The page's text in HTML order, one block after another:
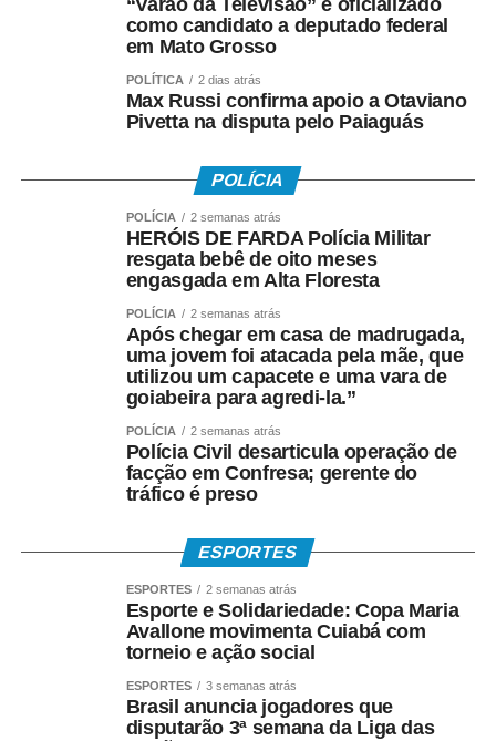
a uma causa nobre de auxílio ao próximo”, destacam os
organizadores.
Realização e Apoio
O evento é organizado pela vereadora Maria Avallone,
com o apoio do deputado estadual Carlos Avallone. A
viabilização da competição conta com uma equipe de
apoio composta por Maria Martha M. Regis, Amanda de
Souza Pinheiro, Marcus Vinícius Rondon de Amorim,
Yasmim Souza de Arruda, Julia Herminia de Almeida,
COMENTE ABAIXO:
WhatsApp
Facebook
Twitter
Messenger
LinkedIn
Share
como candidato a deputado federal
em Mato Grosso
POLÍTICA 2 dias atrás
Max Russi confirma apoio a Otaviano
Pivetta na disputa pelo Paiaguás
POLÍCIA
POLÍCIA 2 semanas atrás
HERÓIS DE FARDA Polícia Militar
resgata bebê de oito meses
engasgada em Alta Floresta
POLÍCIA 2 semanas atrás
Após chegar em casa de madrugada,
uma jovem foi atacada pela mãe, que
utilizou um capacete e uma vara de
goiabeira para agredi-la.”
POLÍCIA 2 semanas atrás
Polícia Civil desarticula operação de
facção em Confresa; gerente do
tráfico é preso
ESPORTES
ESPORTES 2 semanas atrás
Esporte e Solidariedade: Copa Maria
Avallone movimenta Cuiabá com
torneio e ação social
ESPORTES 3 semanas atrás
Brasil anuncia jogadores que
disputarão 3ª semana da Liga das